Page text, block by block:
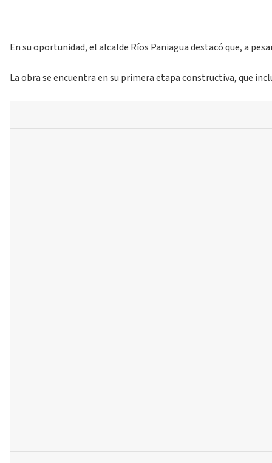
En su oportunidad, el alcalde Ríos Paniagua destacó que, a
La obra se encuentra en su primera etapa constructiva, que